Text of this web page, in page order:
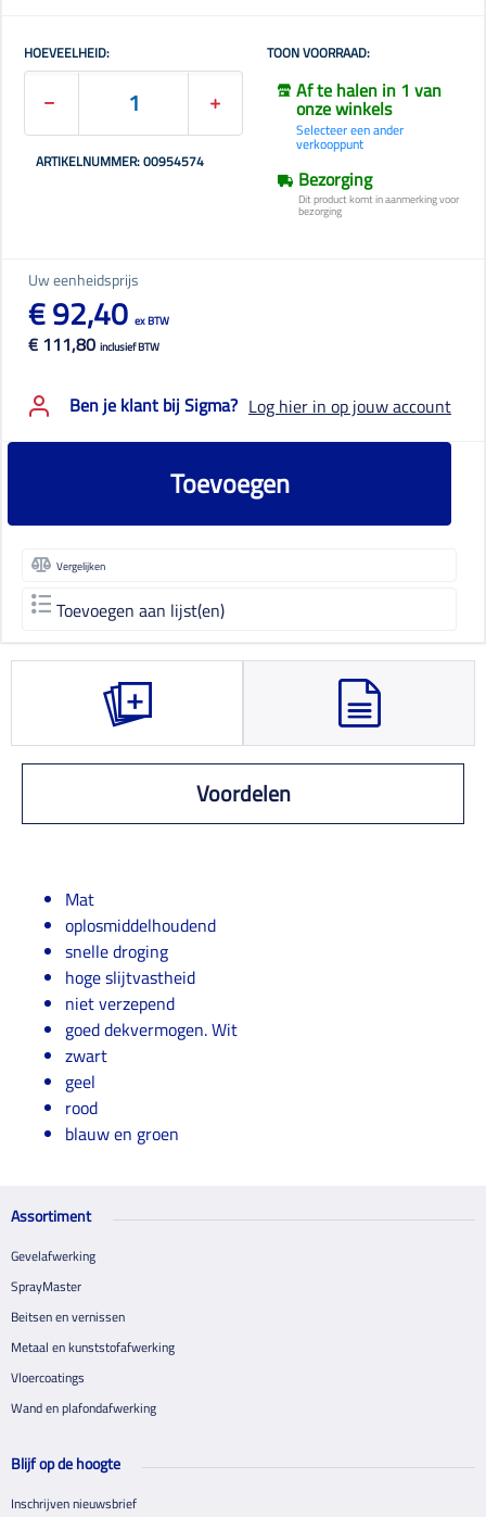
HOEVEELHEID:
ARTIKELNUMMER: 00954574
TOON VOORRAAD:
Af te halen in 1 van
onze winkels
Selecteer een ander
verkooppunt
Bezorging
Dit product komt in aanmerking voor
bezorging
Uw eenheidsprijs
€ 111,80 inclusief BTW
€ 92,40 ex BTW
Ben je klant bij Sigma? Log hier in op jouw account
Toevoegen
Vergelijken
Toevoegen aan lijst(en)
Voordelen
Mat
oplosmiddelhoudend
snelle droging
hoge slijtvastheid
niet verzepend
goed dekvermogen. Wit
zwart
geel
rood
blauw en groen
Assortiment
Gevelafwerking
SprayMaster
Beitsen en vernissen
Metaal en kunststofafwerking
Vloercoatings
Wand en plafondafwerking
Blijf op de hoogte
Inschrijven nieuwsbrief